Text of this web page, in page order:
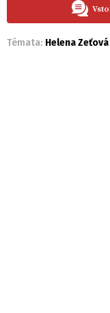
Témata: Helena Zeťová